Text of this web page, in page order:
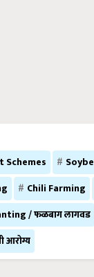
Schemes
Chili Farming
/ फळबाग लागवड
आरोग्य